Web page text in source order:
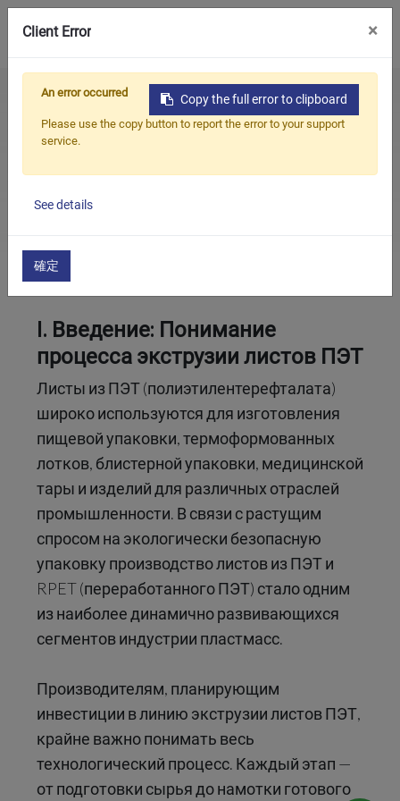
Приложения
О предприятии
Связаться с нами
简体中文
русский язык Español
Home
All
Новости
Как работает линия по производству листов ПЭТ методом экструзии? Полное руководство по технологическому процессу
Как работает линия по производству
руководство по технологическому
2026/06/23
I. Введение: Понимание
процесса экструзии листов ПЭТ
Листы из ПЭТ (полиэтилентерефталата)
широко используются для изготовления
пищевой упаковки, термоформованных
лотков, блистерной упаковки, медицинской
тары и изделий для различных отраслей
промышленности. В связи с растущим
спросом на экологически безопасную
упаковку производство листов из ПЭТ и
RPET (переработанного ПЭТ) стало одним
из наиболее динамично развивающихся
сегментов индустрии пластмасс.
Производителям, планирующим
инвестиции в линию экструзии листов ПЭТ,
крайне важно понимать весь
технологический процесс. Каждый этап —
от подготовки сырья до намотки готового
Client Error ×
Copy the full error to clipboard
An error occurred
Please use the copy button to report the error to your support
service.
See details
確定